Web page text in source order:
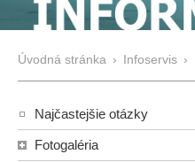
Úvodná stránka › Infoservis ›
Najčastejšie otázky
Fotogaléria